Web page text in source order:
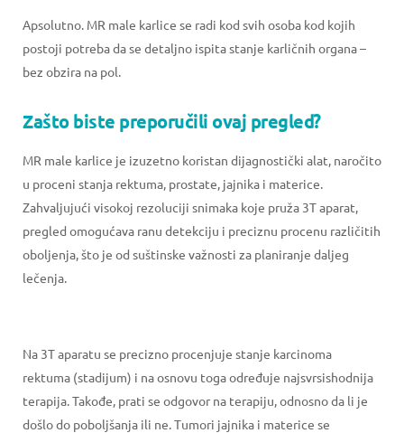
Apsolutno. MR male karlice se radi kod svih osoba kod kojih
postoji potreba da se detaljno ispita stanje karličnih organa –
bez obzira na pol.
Zašto biste preporučili ovaj pregled?
MR male karlice je izuzetno koristan dijagnostički alat, naročito
u proceni stanja rektuma, prostate, jajnika i materice.
Zahvaljujući visokoj rezoluciji snimaka koje pruža 3T aparat,
pregled omogućava ranu detekciju i preciznu procenu različitih
oboljenja, što je od suštinske važnosti za planiranje daljeg
lečenja.
Na 3T aparatu se precizno procenjuje stanje karcinoma
rektuma (stadijum) i na osnovu toga određuje najsvrsishodnija
terapija. Takođe, prati se odgovor na terapiju, odnosno da li je
došlo do poboljšanja ili ne. Tumori jajnika i materice se